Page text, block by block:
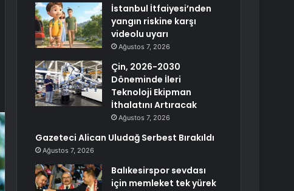
İstanbul İtfaiyesi’nden
yangın riskine karşı
videolu uyarı
Ağustos 7, 2026
Çin, 2026-2030
Döneminde İleri
Teknoloji Ekipman
İthalatını Artıracak
Ağustos 7, 2026
Gazeteci Alican Uludağ Serbest Bırakıldı
Ağustos 7, 2026
Balıkesirspor sevdası
için memleket tek yürek